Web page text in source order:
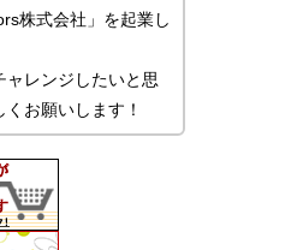
株式会社」を起業し
ャレンジしたいと思
お願いします！